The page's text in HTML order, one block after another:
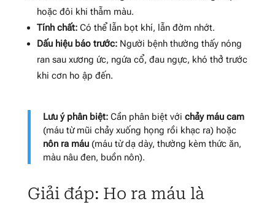
hoặc đôi khi thẫm màu.
Tính chất:Có thể lẫn bọt khí, lẫn đờm nhớt.
Dấu hiệu báo trước:Người bệnh thường thấy nóng
ran sau xương ức, ngứa cổ, đau ngực, khó thở trước
khi cơn ho ập đến.
Lưu ý phân biệt:Cần phân biệt với chảy máu cam
(máu từ mũi chảy xuống họng rồi khạc ra) hoặc
nôn ra máu(máu từ dạ dày, thường kèm thức ăn,
màu nâu đen, buồn nôn).
Giải đáp: Ho ra máu là